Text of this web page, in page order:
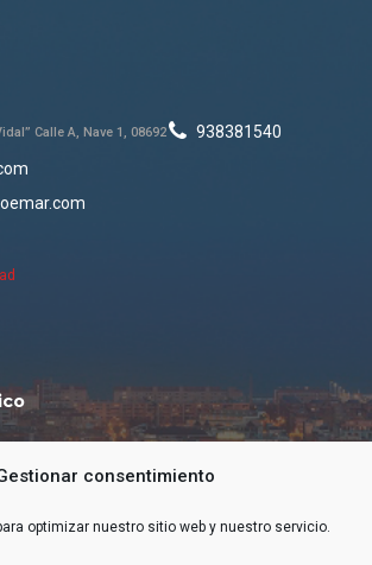
consentimiento
optimizar nuestro sitio web y nuestro servicio.
Calle A, Nave 1, 08692
938381540
Reig y Terrassa.